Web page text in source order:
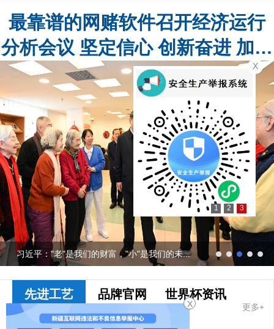
最靠谱的网赌软件召开经济运行
分析会议 坚定信心 创新奋进 加力
加速高质量发展
习近平："老"是我们的财富，"小"是我们的未...
先进工艺 品牌官网 世界杯资讯
最靠谱的网赌
更多+
1 2 3
X
X